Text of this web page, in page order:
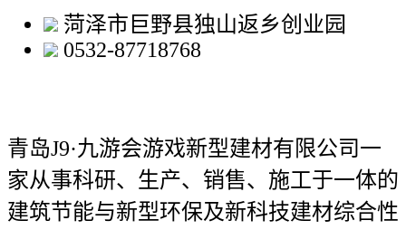
菏泽市巨野县独山返乡创业园
0532-87718768
青岛J9·九游会游戏新型建材有限公司一
家从事科研、生产、销售、施工于一体的
建筑节能与新型环保及新科技建材综合性